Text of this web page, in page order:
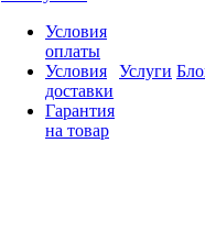
Условия
оплаты
Условия
доставки
Гарантия
на товар
Услуги